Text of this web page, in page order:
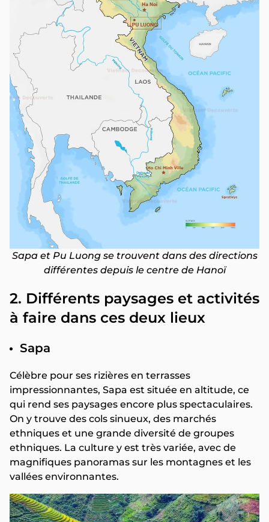
Sapa et Pu Luong se trouvent dans des directions
différentes depuis le centre de Hanoï
2. Différents paysages et activités
à faire dans ces deux lieux
Sapa
Célèbre pour ses rizières en terrasses
impressionnantes, Sapa est située en altitude, ce
qui rend ses paysages encore plus spectaculaires.
On y trouve des cols sinueux, des marchés
ethniques et une grande diversité de groupes
ethniques. La culture y est très variée, avec de
magnifiques panoramas sur les montagnes et les
vallées environnantes.